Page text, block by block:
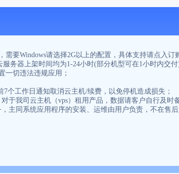
需要Windows请选择2G以上的配置，具体支持请点入
务器上架时间均为1-24小时(部分机型可在1小时内交付
一切违法违规应用；
个工作日通知取消云主机/续费，以免停机造成损失；
于我司云主机（vps）租用产品，数据请客户自行及时备
主同系统应用程序的安装、运维由用户负责，不在售后